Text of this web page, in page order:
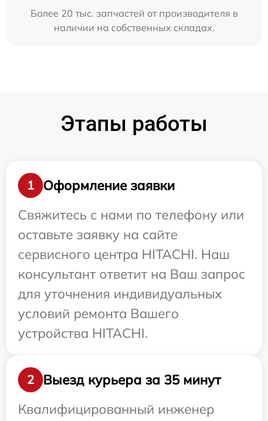
Более 20 тыс. запчастей от производителя в
наличии на собственных складах.
Этапы работы
1
Оформление заявки
Свяжитесь с нами по телефону или
оставьте заявку на сайте
сервисного центра HITACHI. Наш
консультант ответит на Ваш запрос
для уточнения индивидуальных
условий ремонта Вашего
устройства HITACHI.
2
Выезд курьера за 35 минут
Квалифицированный инженер